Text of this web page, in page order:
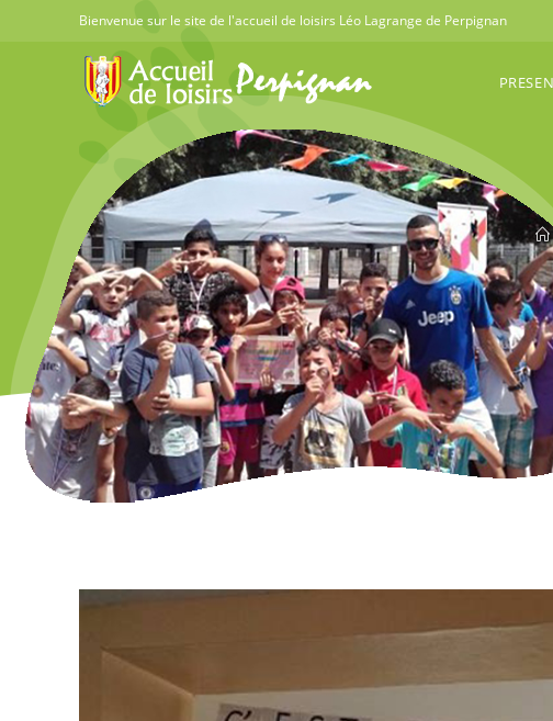
Bienvenue sur le site de l'accueil de loisirs Léo Lagrange de Perpignan